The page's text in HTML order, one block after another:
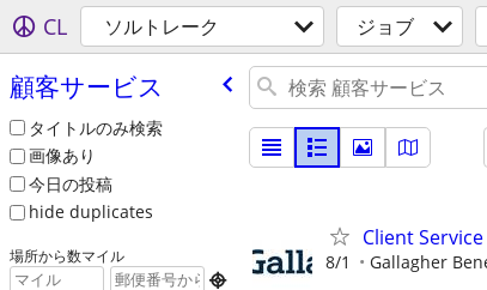
CL ソルトレーク ジョブ
顧客サービス
タイトルのみ検索
画像あり
今日の投稿
hide duplicates
場所から数マイル

Client
8/1 Gallagher